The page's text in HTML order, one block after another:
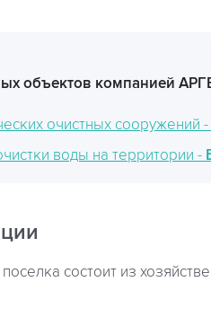
объектов компанией
очистных сооружений -
воды на территории -
состоит из